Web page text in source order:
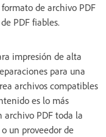
de archivo PDF
PDF fiables.
impresión de alta
para una
archivos compatibles
es lo más
PDF toda la
un proveedor de